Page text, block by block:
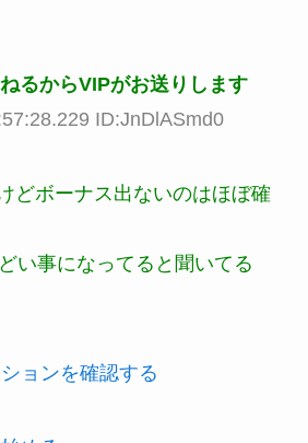
るからVIPがお送りします
ID:JnDlASmd0
どボーナス出ないのはほぼ確
い事になってると聞いてる
ョンを確認する